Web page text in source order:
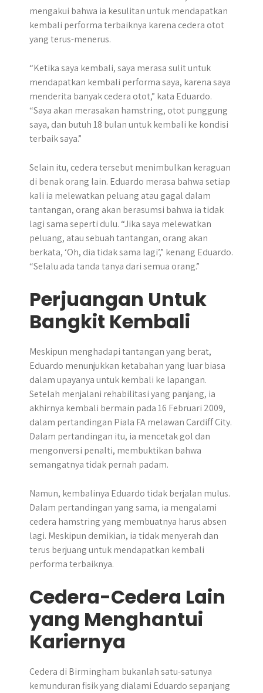
mengakui bahwa ia kesulitan untuk mendapatkan
kembali performa terbaiknya karena cedera otot
yang terus-menerus.
“Ketika saya kembali, saya merasa sulit untuk
mendapatkan kembali performa saya, karena saya
menderita banyak cedera otot,” kata Eduardo.
“Saya akan merasakan hamstring, otot punggung
saya, dan butuh 18 bulan untuk kembali ke kondisi
terbaik saya.”
Selain itu, cedera tersebut menimbulkan keraguan
di benak orang lain. Eduardo merasa bahwa setiap
kali ia melewatkan peluang atau gagal dalam
tantangan, orang akan berasumsi bahwa ia tidak
lagi sama seperti dulu. “Jika saya melewatkan
peluang, atau sebuah tantangan, orang akan
berkata, ‘Oh, dia tidak sama lagi’,” kenang Eduardo.
“Selalu ada tanda tanya dari semua orang.”
Perjuangan Untuk
Bangkit Kembali
Meskipun menghadapi tantangan yang berat,
Eduardo menunjukkan ketabahan yang luar biasa
dalam upayanya untuk kembali ke lapangan.
Setelah menjalani rehabilitasi yang panjang, ia
akhirnya kembali bermain pada 16 Februari 2009,
dalam pertandingan Piala FA melawan Cardiff City.
Dalam pertandingan itu, ia mencetak gol dan
mengonversi penalti, membuktikan bahwa
semangatnya tidak pernah padam.
Namun, kembalinya Eduardo tidak berjalan mulus.
Dalam pertandingan yang sama, ia mengalami
cedera hamstring yang membuatnya harus absen
lagi. Meskipun demikian, ia tidak menyerah dan
terus berjuang untuk mendapatkan kembali
performa terbaiknya.
Cedera-Cedera Lain
yang Menghantui
Kariernya
Cedera di Birmingham bukanlah satu-satunya
kemunduran fisik yang dialami Eduardo sepanjang